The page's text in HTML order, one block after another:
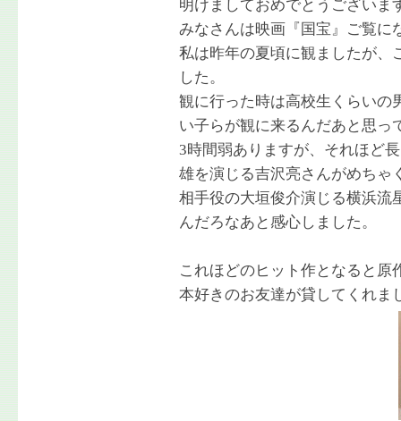
明けましておめでとうございま
みなさんは映画『国宝』ご覧に
私は昨年の夏頃に観ましたが、
した。
観に行った時は高校生くらいの
い子らが観に来るんだあと思っ
3時間弱ありますが、それほど
雄を演じる吉沢亮さんがめちゃ
相手役の大垣俊介演じる横浜流
んだろなあと感心しました。
これほどのヒット作となると原
本好きのお友達が貸してくれま